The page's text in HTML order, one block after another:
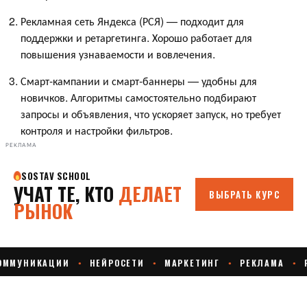
Рекламная сеть Яндекса (РСЯ) — подходит для
поддержки и ретаргетинга. Хорошо работает для
повышения узнаваемости и вовлечения.
Смарт-кампании и смарт-баннеры — удобны для
новичков. Алгоритмы самостоятельно подбирают
запросы и объявления, что ускоряет запуск, но требует
контроля и настройки фильтров.
РЕКЛАМА